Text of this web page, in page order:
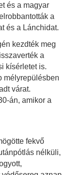
és a magyar
a
és a Lánchidat.
kezdték meg
a
kísérletet is.
mélyrepülésben
várat.
án, amikor a
fekvő
nélküli,